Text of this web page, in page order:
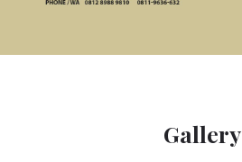
Gallery